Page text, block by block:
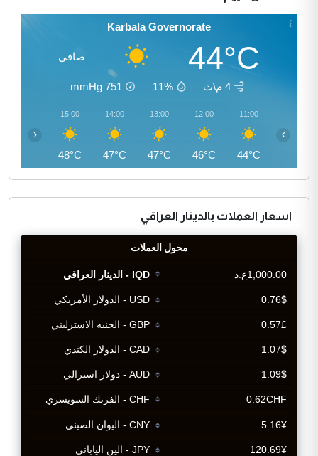
Karbala Governorate
44°C صافي
4 م\ث 11%
751
mmHg
11:00
44°C
12:00
46°C
13:00
47°C
14:00
47°C
15:00
48°C
‹ ›
اسعار العملات بالدينار العراقي